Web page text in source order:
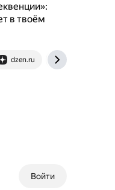
в твоём
dzen.ru
Войти